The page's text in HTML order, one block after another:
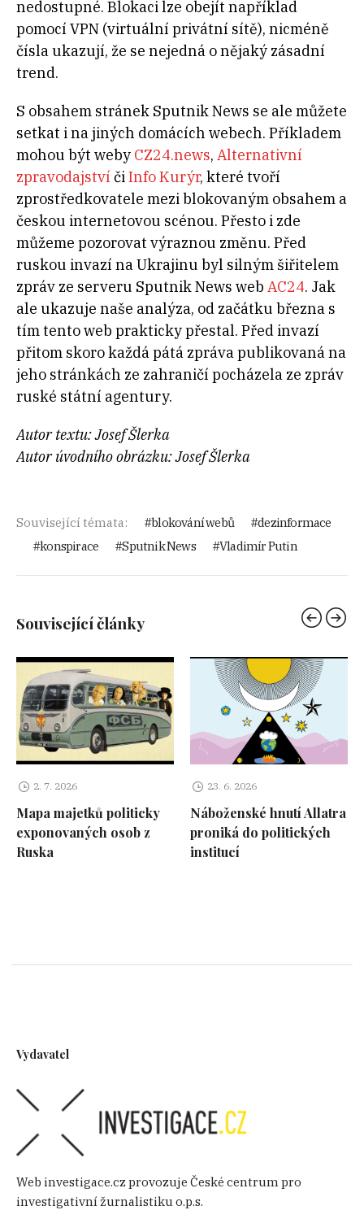
nedostupné. Blokaci lze obejít například
pomocí VPN (virtuální privátní sítě), nicméně
čísla ukazují, že se nejedná o nějaký zásadní
trend.
S obsahem stránek Sputnik News se ale můžete
setkat i na jiných domácích webech. Příkladem
mohou být weby CZ24.news, Alternativní
zpravodajství čiInfo Kurýr, které tvoří
zprostředkovatele mezi blokovaným obsahem a
českou internetovou scénou. Přesto i zde
můžeme pozorovat výraznou změnu. Před
ruskou invazí na Ukrajinu byl silným šiřitelem
zpráv ze serveru Sputnik News web AC24. Jak
ale ukazuje naše analýza, od začátku března s
tím tento web prakticky přestal. Před invazí
přitom skoro každá pátá zpráva publikovaná na
jeho stránkách ze zahraničí pocházela ze zpráv
ruské státní agentury.
Autor textu: Josef Šlerka
Autor úvodního obrázku: Josef Šlerka
Související témata: blokování webů
dezinformace
konspirace
Sputnik News Vladimír Putin
Související články
2. 7. 2026
Mapa majetků politicky
exponovaných osob z
Ruska
23. 6. 2026
Náboženské hnutí Allatra
proniká do politických
institucí
Vydavatel
Web investigace.cz provozuje České centrum pro
investigativní žurnalistiku o.p.s.